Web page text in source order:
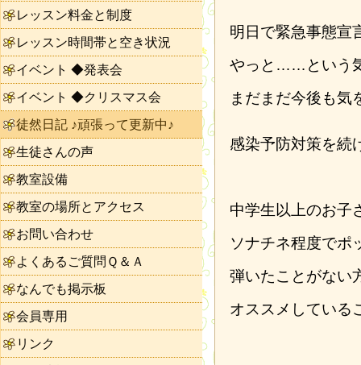
明日で緊急事態宣
やっと……という
まだまだ今後も気
感染予防対策を続
中学生以上のお子
ソナチネ程度でポ
弾いたことがない
オススメしている
レッスン料金と制度
レッスン時間帯と空き状況
イベント ◆発表会
イベント ◆クリスマス会
徒然日記 ♪頑張って更新中♪
生徒さんの声
教室設備
教室の場所とアクセス
お問い合わせ
よくあるご質問Ｑ＆Ａ
なんでも掲示板
会員専用
リンク